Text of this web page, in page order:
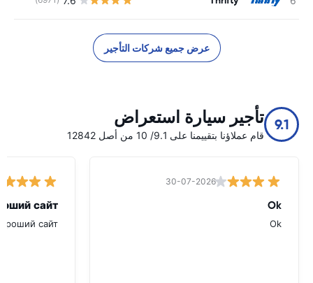
عرض جميع شركات التأجير
9.1 تأجير سيارة استعراض
قام عملاؤنا بتقييمنا على 9.1/ 10 من أصل 12842
30-07-2026
Ok
Ok
сайт.
сайт.